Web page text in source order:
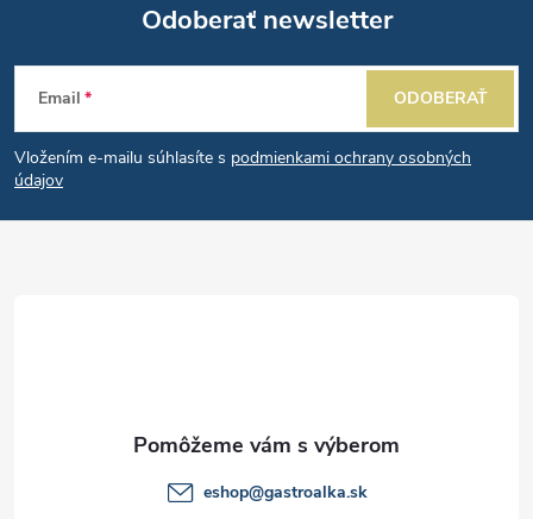
Z
á
p
Odoberať newsletter
Email
Vložením e-mailu súhlasíte s podmienkami ochrany osobných
údajov
ODOBERAŤ
eshop@gastroalka.sk